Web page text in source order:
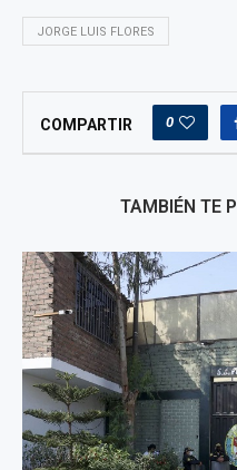
JORGE LUIS FLORES
COMPARTIR 0
TAMBIÉN TE